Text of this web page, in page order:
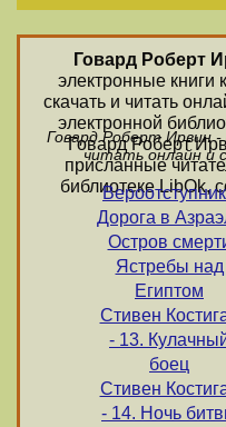
Говард Роберт
электронные книги
скачать и читать
электронной
Говард Роберт
присланные
библиотеке LibOk,
Говард Роберт Ирвин
читать онлайн и
Дорога в
Остров
Ястребы над
Египтом
Стивен
- 13.
боец
Стивен
- 14. Ночь